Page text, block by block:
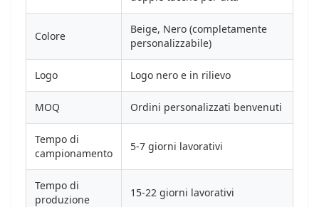
Colore
Beige, Nero (completamente
personalizzabile)
Logo Logo nero e in rilievo
MOQ Ordini personalizzati benvenuti
Tempo di
campionamento
5-7 giorni lavorativi
Tempo di
produzione
15-22 giorni lavorativi